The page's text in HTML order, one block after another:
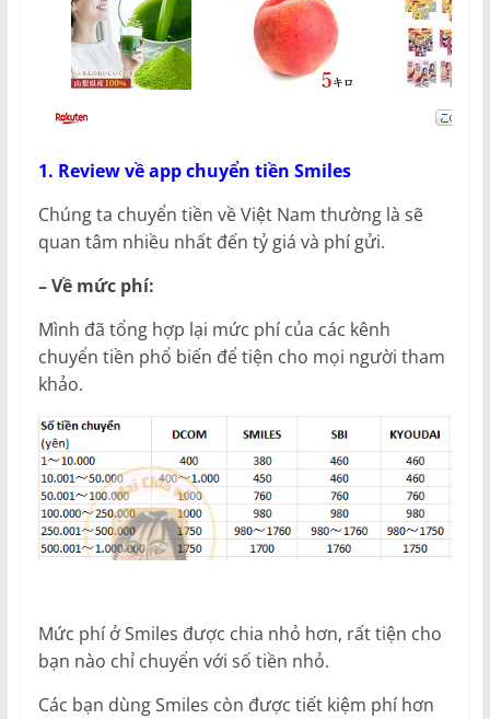
1. Review về app chuyển tiền Smiles
Chúng ta chuyển tiền về Việt Nam thường là sẽ
quan tâm nhiều nhất đến tỷ giá và phí gửi.
– Về mức phí:
Mình đã tổng hợp lại mức phí của các kênh
chuyển tiền phổ biến để tiện cho mọi người tham
khảo.
Mức phí ở Smiles được chia nhỏ hơn, rất tiện cho
bạn nào chỉ chuyển với số tiền nhỏ.
Các bạn dùng Smiles còn được tiết kiệm phí hơn